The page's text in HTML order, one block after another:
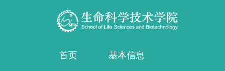
首页 基本信息